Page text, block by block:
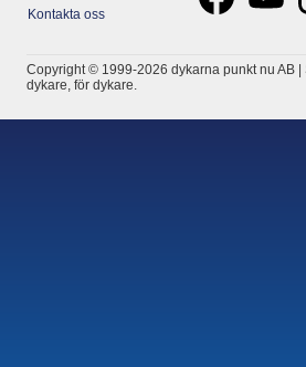
Kontakta oss
Copyright © 1999-2026 dykarna punkt nu AB
dykare, för dykare.